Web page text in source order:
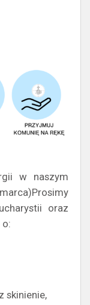
w naszym
oraz
skinienie,